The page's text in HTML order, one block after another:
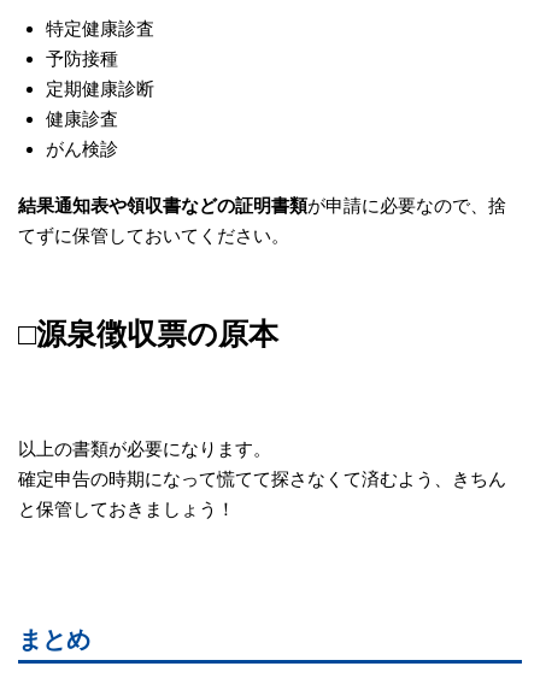
特定健康診査
予防接種
定期健康診断
健康診査
がん検診
結果通知表や領収書などの証明書類が申請に必要なので、捨
てずに保管しておいてください。
□源泉徴収票の原本
以上の書類が必要になります。
確定申告の時期になって慌てて探さなくて済むよう、きちん
と保管しておきましょう！
まとめ